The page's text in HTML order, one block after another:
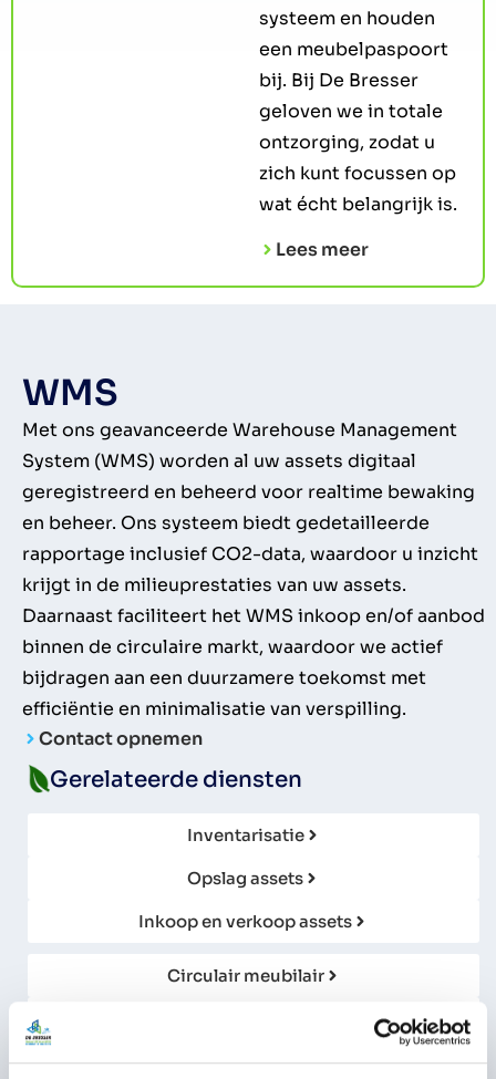
systeem en houden
een meubelpaspoort
bij. Bij De Bresser
geloven we in totale
ontzorging, zodat u
zich kunt focussen op
wat écht belangrijk is.
Lees meer
WMS
Met ons geavanceerde Warehouse Management
System (WMS) worden al uw assets digitaal
geregistreerd en beheerd voor realtime bewaking
en beheer. Ons systeem biedt gedetailleerde
rapportage inclusief CO2-data, waardoor u inzicht
krijgt in de milieuprestaties van uw assets.
Daarnaast faciliteert het WMS inkoop en/of aanbod
binnen de circulaire markt, waardoor we actief
bijdragen aan een duurzamere toekomst met
efficiëntie en minimalisatie van verspilling.
Contact opnemen
Gerelateerde diensten
Inventarisatie
Opslag assets
Inkoop en verkoop assets
Circulair meubilair
Offerte aanvragen